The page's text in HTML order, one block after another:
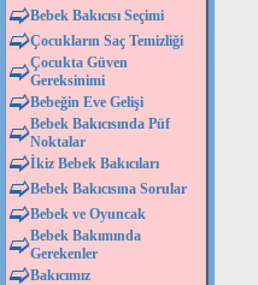
Bebek Bakıcısı Seçimi
Çocukların Saç Temizliği
Çocukta Güven
Gereksinimi
Bebeğin Eve Gelişi
Bebek Bakıcısında Püf
Noktalar
İkiz Bebek Bakıcıları
Bebek Bakıcısına Sorular
Bebek ve Oyuncak
Bebek Bakımında
Gerekenler
Bakıcımız